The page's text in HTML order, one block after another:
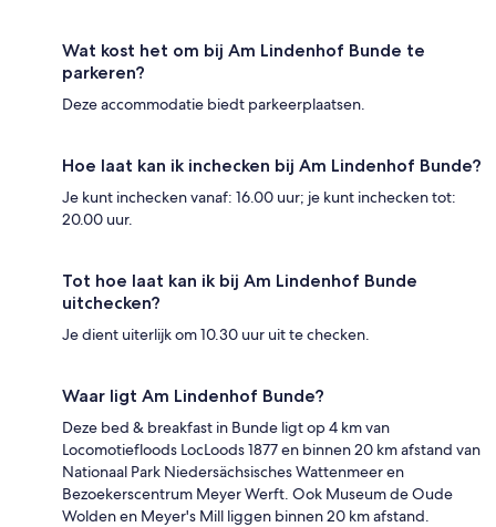
Wat kost het om bij Am Lindenhof Bunde te
parkeren?
Deze accommodatie biedt parkeerplaatsen.
Hoe laat kan ik inchecken bij Am Lindenhof Bunde?
Je kunt inchecken vanaf: 16.00 uur; je kunt inchecken tot:
20.00 uur.
Tot hoe laat kan ik bij Am Lindenhof Bunde
uitchecken?
Je dient uiterlijk om 10.30 uur uit te checken.
Waar ligt Am Lindenhof Bunde?
Deze bed & breakfast in Bunde ligt op 4 km van
Locomotiefloods LocLoods 1877 en binnen 20 km afstand van
Nationaal Park Niedersächsisches Wattenmeer en
Bezoekerscentrum Meyer Werft. Ook Museum de Oude
Wolden en Meyer's Mill liggen binnen 20 km afstand.